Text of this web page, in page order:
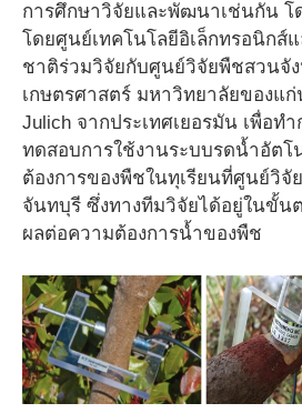
การศึกษาวิจัยและพัฒนาเช่นกัน โ
โดยศูนย์เทคโนโลยีอิเล็กทรอนิกส์
ชาติร่วมวิจัยกับศูนย์วิจัยพืชสวนจั
เกษตรศาสตร์ มหาวิทยาลัยของแ
Julich จากประเทศเยอรมัน เพื่อท
ทดสอบการใช้งานระบบรดน้ำอัต
ต้องการของพืชในทุเรียนที่ศูนย์วิจั
จันทบุรี ซึ่งทางทีมวิจัยได้อยู่ในขั้น
ผลต่อความต้องการน้ำของพืช